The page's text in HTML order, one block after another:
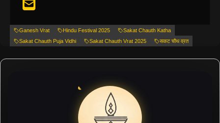
Ganesh Vrat Hindu Festival 2025
Sakat Chauth Katha
Sakat Chauth Puja Vidhi
Sakat Chauth Vrat 2025 सकट चौथ व्रत